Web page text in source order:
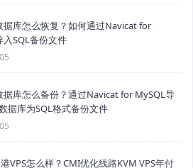
据库怎么恢复？如何通过Navicat for
入SQL备份文件
据库怎么备份？通过Navicat for MySQL导
据库为SQL格式备份文件
VPS怎么样？CMI优化线路KVM VPS年付